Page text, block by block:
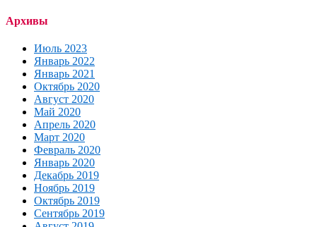
Архивы
Июль 2023
Январь 2022
Январь 2021
Октябрь 2020
Август 2020
Май 2020
Апрель 2020
Март 2020
Февраль 2020
Январь 2020
Декабрь 2019
Ноябрь 2019
Октябрь 2019
Сентябрь 2019